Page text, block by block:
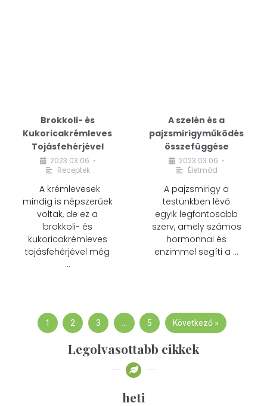
Brokkoli- és
Kukoricakrémleves
Tojásfehérjével
2023.03.06. •
Receptek
A krémlevesek
mindig is népszerűek
voltak, de ez a
brokkoli- és
kukoricakrémleves
tojásfehérjével még
…
A szelén és a
pajzsmirigyműködés
összefüggése
2023.03.06. •
Életmód
A pajzsmirigy a
testünkben lévő
egyik legfontosabb
szerv, amely számos
hormonnal és
enzimmel segíti a …
1 2 3 … 5 Következő »
Legolvasottabb cikkek
heti